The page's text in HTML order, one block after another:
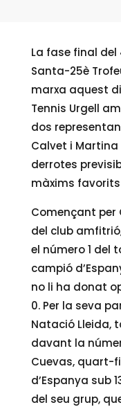
La fase final
Santa-25è
marxa aquest
Tennis Urgell
dos
Calvet i
derrotes
màxims
Començant per
del club
el número 1 del
campió
no li ha donat
0. Per la seva
Natació Lleida,
davant la
Cuevas, quart-
d’Espanya sub
del seu grup,